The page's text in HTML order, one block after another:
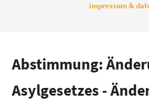
impressum &
Abstimmung:
Asylgesetzes -